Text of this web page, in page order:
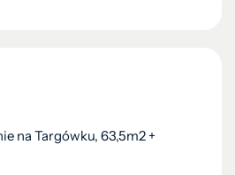
na Targówku, 63,5m2 +